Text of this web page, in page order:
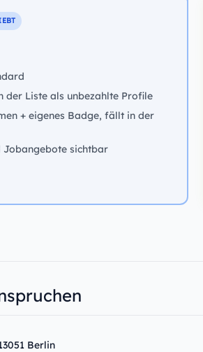
der Liste als unbezahlte Profile
+ eigenes Badge, fällt in der
Jobangebote sichtbar
Berlin